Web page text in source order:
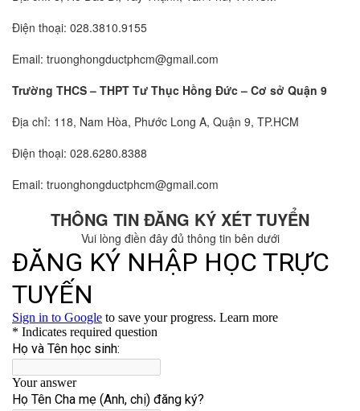
Điện thoại: 028.3810.9155
Email: truonghongductphcm@gmail.com
Trường THCS – THPT Tư Thục Hồng Đức – Cơ sở Quận 9
Địa chỉ: 118, Nam Hòa, Phước Long A, Quận 9, TP.HCM
Điện thoại: 028.6280.8388
Email: truonghongductphcm@gmail.com
THÔNG TIN ĐĂNG KÝ XÉT TUYỂN
Vui lòng điền đây đủ thông tin bên dưới